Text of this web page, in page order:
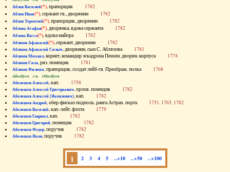
Аблов Василий(*), прапорщик 1782
Аблов Иван(*), сержант гв., дворянин 1782
Аблов Терентий(*), прапорщик, дворянин 1782
Аблова Агафья(*), дворянка, вдова сержанта 1782
Аблова Васса(*), вдова майора 1782
Аблязов Афанасий(*), сержант, дворянин 1782
Аблязов Афанасий Силыч, дворянин, сын С. Аблязова 1781
Аблязов Михаил, корнет, командир эскадрона Пензен. дворян. корпуса 1774
Аблязов Сила, ряз. помещик 1781
Аблязов Филипп, прапорщик, солдат лейб-гв. Преображ. полка 1768
Аболдуев см. Оболдуев
Аболешев Алексей, кап. 1758
Аболешев Алексей Григорьевич, орлов. помещик 1782
Аболешев Алексей [Яковлевич], кап. 1782
Аболешев Андрей, обер-фискал подполк. ранга Астрах. порта 1751, 1765, 1782
Аболешев Василий, кап.-лейт. флота 1779
Аболешев Гавриил, кап. 1782
Аболешев Григорий, помещик 1782
Аболешев Федор, поручик 1782
Аболешев Яков, поручик 1782
1 2 3 4 5 ..+10 ..+50 ..+100